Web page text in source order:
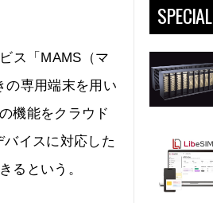
ス「MAMS（マ
の専用端末を用い
機能をクラウド
イスに対応した
るという。
SPECIAL